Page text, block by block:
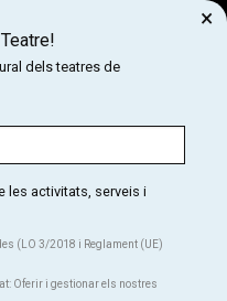
dels teatres de
les activitats, serveis i
(LO 3/2018 i Reglament (UE)
Oferir i gestionar els nostres
×